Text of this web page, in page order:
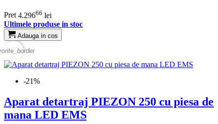
Pret 4.29666 lei
Ultimele produse in stoc
Adauga in cos
-21%
Aparat detartraj PIEZON 250 cu piesa de
mana LED EMS